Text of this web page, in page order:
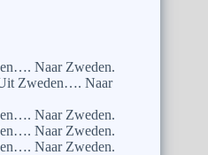
Naar Zweden.
Zweden…. Naar
Naar Zweden.
Naar Zweden.
Naar Zweden.